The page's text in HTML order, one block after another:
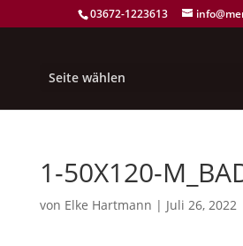
03672-1223613
Seite wählen
1-50X120-
von Elke Hartmann | Juli 26, 2022